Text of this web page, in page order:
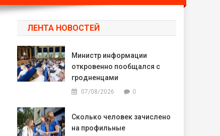
ЛЕНТА НОВОСТЕЙ
Министр информации
откровенно пообщался с
гродненцами
07/08/2026 0
Сколько человек зачислено
на профильные